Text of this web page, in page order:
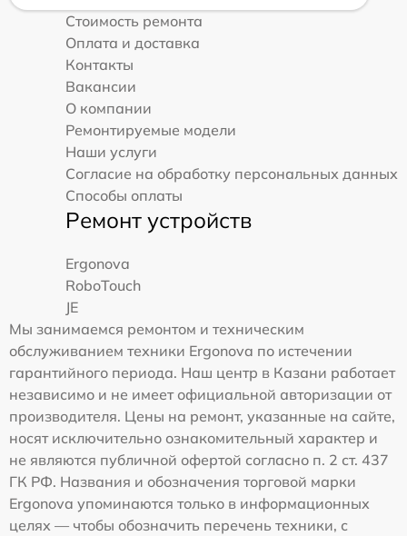
Стоимость ремонта
Оплата и доставка
Контакты
Вакансии
О компании
Ремонтируемые модели
Наши услуги
Согласие на обработку персональных данных
Способы оплаты
Ремонт устройств
Ergonova
RoboTouch
JE
Мы занимаемся ремонтом и техническим
обслуживанием техники Ergonova по истечении
гарантийного периода. Наш центр в Казани работает
независимо и не имеет официальной авторизации от
производителя. Цены на ремонт, указанные на сайте,
носят исключительно ознакомительный характер и
не являются публичной офертой согласно п. 2 ст. 437
ГК РФ. Названия и обозначения торговой марки
Ergonova упоминаются только в информационных
целях — чтобы обозначить перечень техники, с